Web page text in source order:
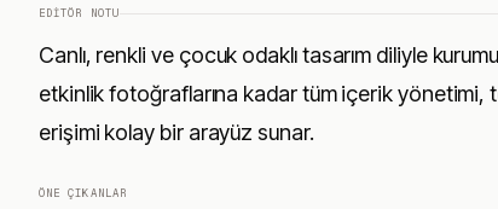
EDITÖR NOTU
Canlı, renkli ve çocuk odaklı tasarım diliyle
etkinlik fotoğraflarına kadar tüm içerik yönetimi,
erişimi kolay bir arayüz sunar.
ÖNE ÇIKANLAR